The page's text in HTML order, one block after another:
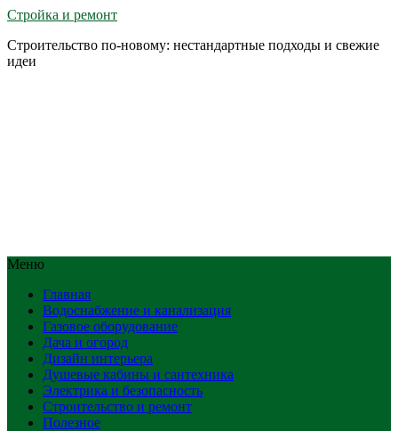
Стройка и ремонт
Строительство по-новому: нестандартные подходы и свежие
идеи
Меню
Главная
Водоснабжение и канализация
Газовое оборудование
Дача и огород
Дизайн интерьера
Душевые кабины и сантехника
Электрика и безопасность
Строительство и ремонт
Полезное